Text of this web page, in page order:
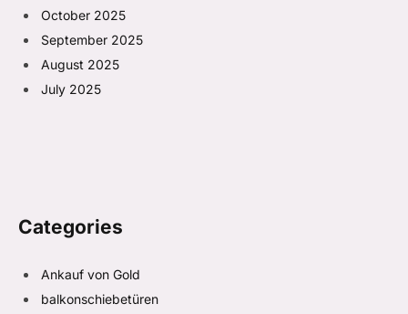
October 2025
September 2025
August 2025
July 2025
Categories
Ankauf von Gold
balkonschiebetüren